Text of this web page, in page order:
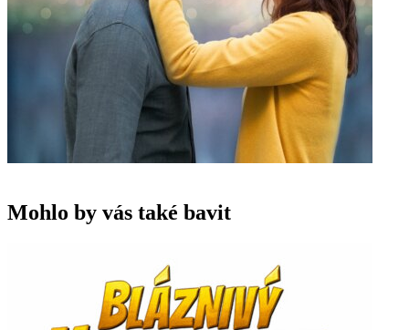
Mohlo by vás také bavit